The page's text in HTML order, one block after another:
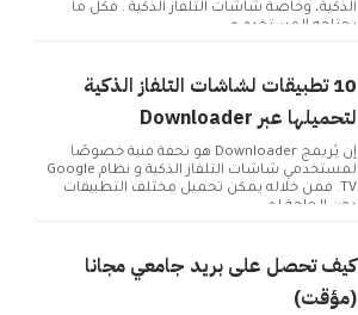
الذكية، وخاصة شاشات التلفاز الذكية . فكل ما
يحتاجه المستخدم ه...
10 تطبيقات لشاشات التلفاز الذكية
لتحميلها عبر Downloader
إن بُريمج Downloader هو تحفة فنية خصوصًا
لمستخدمي شاشات التلفاز الذكية و نظام Google
TV. فمن خلاله يمكن تحميل مختلف التطبيقات
دون الحاجة لم...
كيف تحصل على بريد جامعي مجانا
(مؤقت)